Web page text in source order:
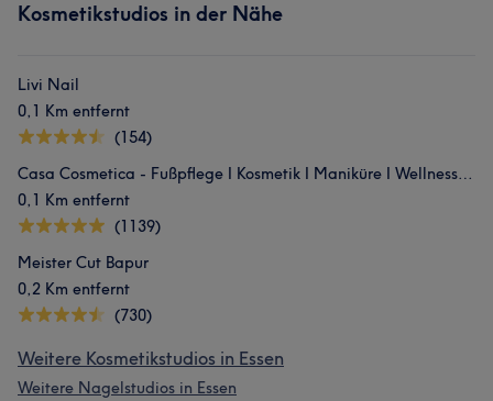
Kosmetikstudios in der Nähe
Livi Nail
0,1 Km entfernt
(154)
Casa Cosmetica - Fußpflege I Kosmetik I Maniküre I Wellnessmassage
0,1 Km entfernt
(1139)
Meister Cut Bapur
0,2 Km entfernt
(730)
Weitere Kosmetikstudios in Essen
Weitere Nagelstudios in Essen